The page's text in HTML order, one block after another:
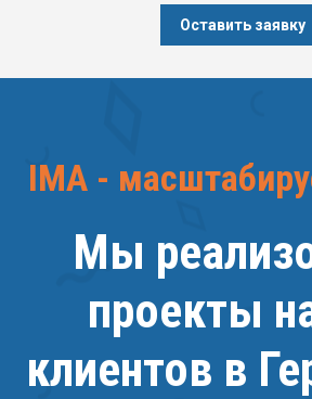
Оставить заявку
IMA -
Мы
проекты
клиентов в